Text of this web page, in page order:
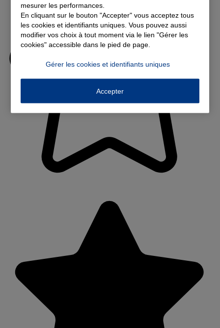
mesurer les performances.
En cliquant sur le bouton "Accepter" vous acceptez tous
les cookies et identifiants uniques. Vous pouvez aussi
modifier vos choix à tout moment via le lien "Gérer les
cookies" accessible dans le pied de page.
Gérer les cookies et identifiants uniques
Accepter